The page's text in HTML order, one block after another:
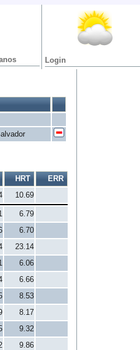
Login
HRT
ERR
10.69
6.79
6.70
23.14
6.06
6.66
8.53
8.17
9.32
9.86